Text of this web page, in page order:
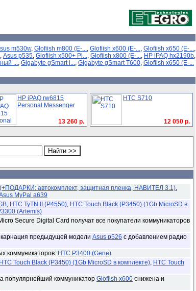
m530w, Glofiish m800 (E-..., Glofiish x600 (E-..., Glofiish x650 (E-...,
, Asus p535, Glofiish x500+ Pl..., Glofiish x800 (E-..., HP iPAQ hx2190b,
..., Gigabyte gSmart i..., Gigabyte gSmart T600, Glofiish x650 (E-...
HP iPAQ rw6815
Personal Messenger
13 260 р.
HTC S710
12 050 р.
автокомплект, защитная пленка, НАВИТЕЛ 3.1),
MyPal a639
, HTC TyTN II (P4550), HTC Touch Black (P3450) (1Gb MicroSD в
(Artemis)
Secure Digital Card получат все покупатели коммуникаторов
предыдущей модели Asus p526 с добавлением радио
коммуникаторов: HTC P3400 (Gene)
HTC Touch Black (P3450) (1Gb MicroSD в комплекте), HTC Touch
популярнейший коммуникатор Glofiish x600 снижена и